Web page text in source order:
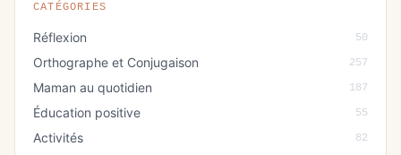
CATÉGORIES
Réflexion 50
Orthographe et Conjugaison 257
Maman au quotidien 187
Éducation positive 55
Activités 82